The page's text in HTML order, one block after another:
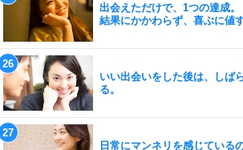
出会えただけで、1つの達成。
結果にかかわらず、喜ぶに値
いい出会いをした後は、しば
る。
日常にマンネリを感じている